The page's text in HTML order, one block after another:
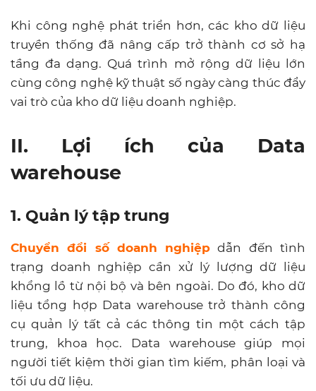
Khi công nghệ phát triển hơn, các kho dữ liệu
truyền thống đã nâng cấp trở thành cơ sở hạ
tầng đa dạng. Quá trình mở rộng dữ liệu lớn
cùng công nghệ kỹ thuật số ngày càng thúc đẩy
vai trò của kho dữ liệu doanh nghiệp.
II. Lợi ích của Data
warehouse
1. Quản lý tập trung
Chuyển đổi số doanh nghiệp dẫn đến tình
trạng doanh nghiệp cần xử lý lượng dữ liệu
khổng lồ từ nội bộ và bên ngoài. Do đó, kho dữ
liệu tổng hợp Data warehouse trở thành công
cụ quản lý tất cả các thông tin một cách tập
trung, khoa học. Data warehouse giúp mọi
người tiết kiệm thời gian tìm kiếm, phân loại và
tối ưu dữ liệu.